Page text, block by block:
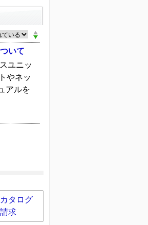
いて
ユニッ
やネッ
アルを
カタログ
請求